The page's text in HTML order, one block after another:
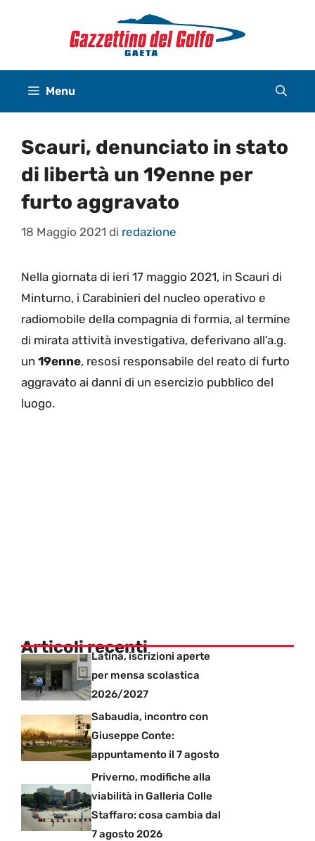
Menu
Scauri, denunciato in stato
di libertà un 19enne per
furto aggravato
18 Maggio 2021 di redazione
Nella giornata di ieri 17 maggio 2021, in Scauri di
Minturno, i Carabinieri del nucleo operativo e
radiomobile della compagnia di formia, al termine
di mirata attività investigativa, deferivano all’a.g.
un 19enne, resosi responsabile del reato di furto
aggravato ai danni di un esercizio pubblico del
luogo.
Articoli recentiLatina, iscrizioni aperte
per mensa scolastica
2026/2027
Sabaudia, incontro con
Giuseppe Conte:
appuntamento il 7 agosto
Priverno, modifiche alla
viabilità in Galleria Colle
Staffaro: cosa cambia dal
7 agosto 2026